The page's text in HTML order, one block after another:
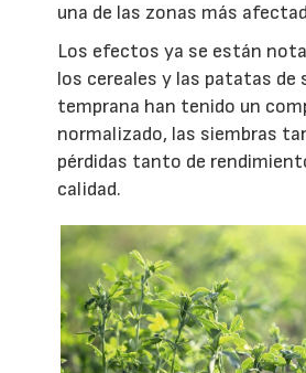
una de las zonas más
Los efectos ya se están
los cereales y las patatas de
temprana han tenido un
normalizado, las siembras
pérdidas tanto de
calidad.